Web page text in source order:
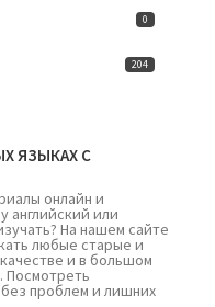
0
204
ЯЗЫКАХ С
онлайн и
английский или
На нашем сайте
любые старые и
и в большом
Посмотреть
проблем и лишних